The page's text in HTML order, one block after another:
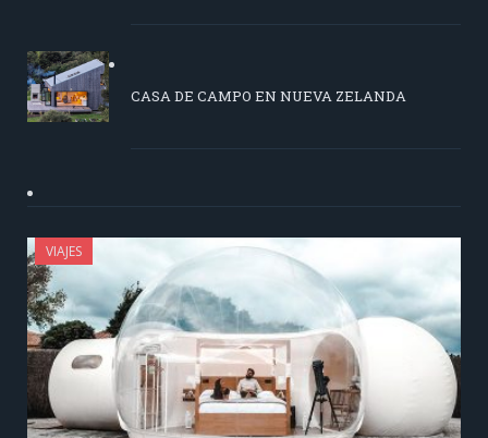
CASA DE CAMPO EN NUEVA ZELANDA
VIAJES